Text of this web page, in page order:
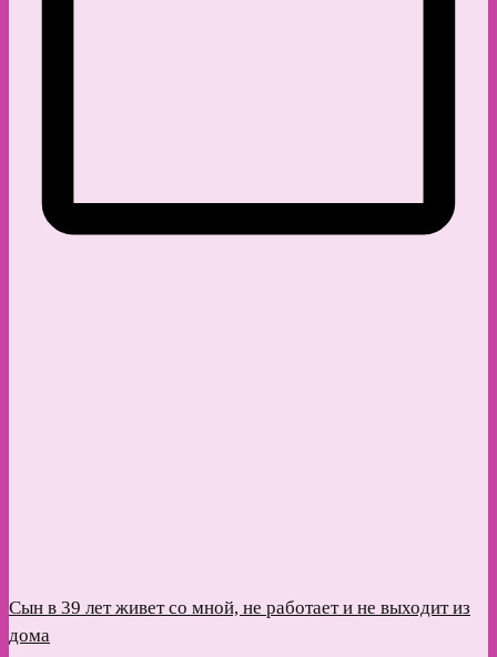
Сын в 39 лет живет со мной, не работает и не выходит из
дома